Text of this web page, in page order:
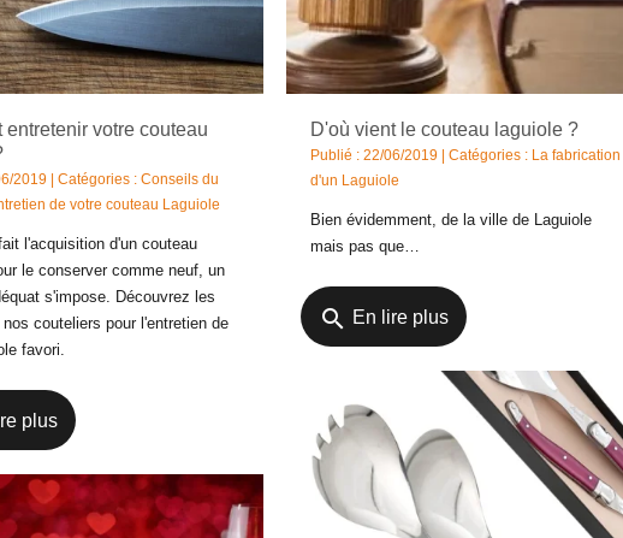
entretenir votre couteau
2019 | Catégories : Conseils du
de votre couteau Laguiole
l'acquisition d'un couteau
le conserver comme neuf, un
s'impose. Découvrez les
couteliers pour l'entretien de
favori.
plus
D'où vient le couteau laguiole ?
Publié : 22/06/2019 | Catégories : La fabrication
d'un Laguiole
Bien évidemment, de la ville de Laguiole
mais pas que…
search En lire plus